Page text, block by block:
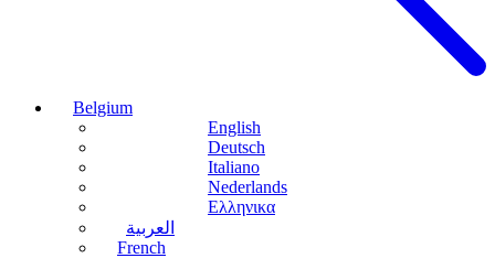
Belgium
English
Deutsch
Italiano
Nederlands
Ελληνικα
العربية
French